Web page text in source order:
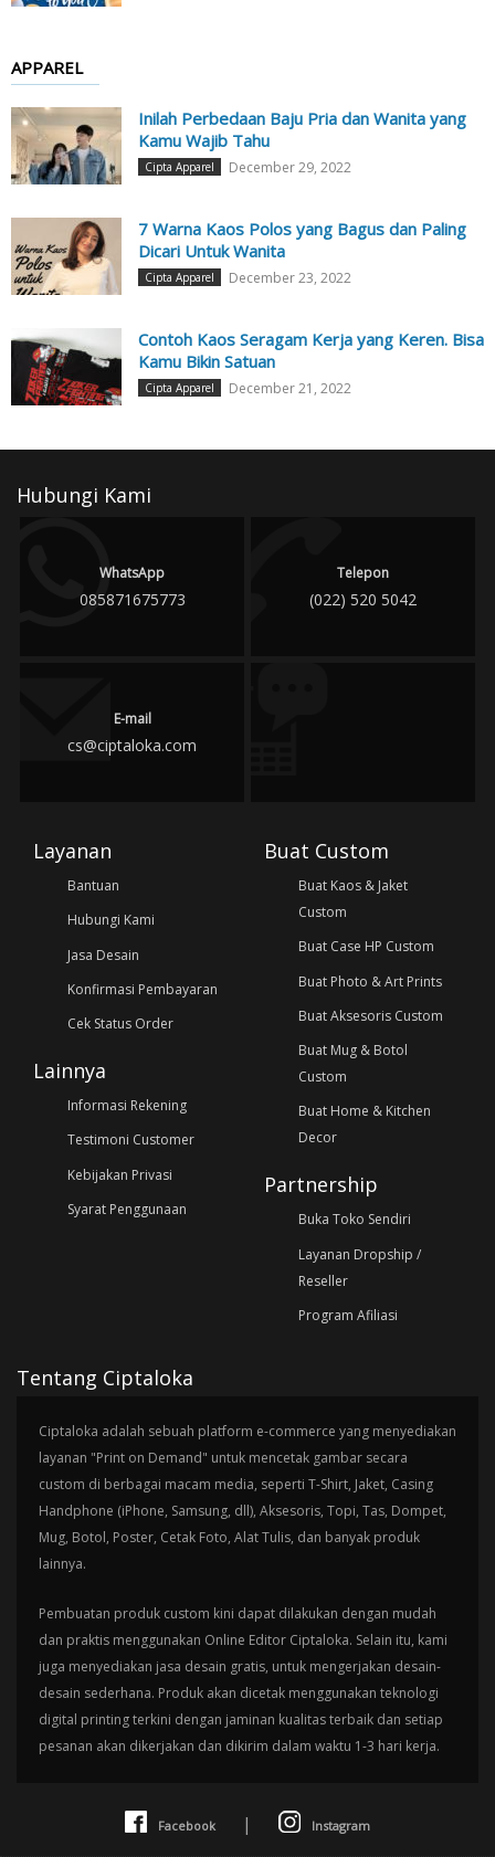
APPAREL
Inilah Perbedaan Baju Pria dan Wanita yang
Kamu Wajib Tahu
Cipta Apparel December 29, 2022
7 Warna Kaos Polos yang Bagus dan Paling
Dicari Untuk Wanita
Cipta Apparel December 23, 2022
Contoh Kaos Seragam Kerja yang Keren. Bisa
Kamu Bikin Satuan
Cipta Apparel December 21, 2022
Hubungi Kami
WhatsApp
085871675773
Telepon
(022) 520 5042
E-mail
cs@ciptaloka.com
Layanan
Bantuan
Hubungi Kami
Jasa Desain
Konfirmasi Pembayaran
Cek Status Order
Lainnya
Informasi Rekening
Testimoni Customer
Kebijakan Privasi
Syarat Penggunaan
Buat Custom
Buat Kaos & Jaket
Custom
Buat Case HP Custom
Buat Photo & Art Prints
Buat Aksesoris Custom
Buat Mug & Botol
Custom
Buat Home & Kitchen
Decor
Partnership
Buka Toko Sendiri
Layanan Dropship /
Reseller
Program Afiliasi
Tentang Ciptaloka
Ciptaloka adalah sebuah platform e-commerce yang menyediakan
layanan "Print on Demand" untuk mencetak gambar secara
custom di berbagai macam media, seperti T-Shirt, Jaket, Casing
Handphone (iPhone, Samsung, dll), Aksesoris, Topi, Tas, Dompet,
Mug, Botol, Poster, Cetak Foto, Alat Tulis, dan banyak produk
lainnya.
Pembuatan produk custom kini dapat dilakukan dengan mudah
dan praktis menggunakan Online Editor Ciptaloka. Selain itu, kami
juga menyediakan jasa desain gratis, untuk mengerjakan desain-
desain sederhana. Produk akan dicetak menggunakan teknologi
digital printing terkini dengan jaminan kualitas terbaik dan setiap
pesanan akan dikerjakan dan dikirim dalam waktu 1-3 hari kerja.
Facebook | Instagram